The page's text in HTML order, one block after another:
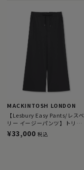
MACKINTOSH LONDON
【Lesbury Easy Pants/レスベ
リー イージーパンツ】トリコ
ットストレッチワイドパンツ
¥33,000 税込